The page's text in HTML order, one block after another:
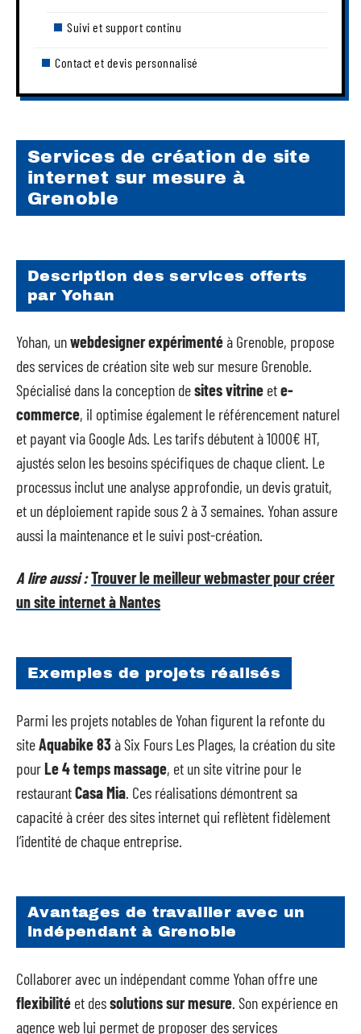
Suivi et support continu
Contact et devis personnalisé
Services de création de site
internet sur mesure à
Grenoble
Description des services offerts
par Yohan
Yohan, unwebdesigner expérimentéà Grenoble, propose
des services de création site web sur mesure Grenoble.
Spécialisé dans la conception desites vitrine ete-
commerce, il optimise également le référencement naturel
et payant via Google Ads. Les tarifs débutent à 1000€ HT,
ajustés selon les besoins spécifiques de chaque client. Le
processus inclut une analyse approfondie, un devis gratuit,
et un déploiement rapide sous 2 à 3 semaines. Yohan assure
aussi la maintenance et le suivi post-création.
A lire aussi :Trouver le meilleur webmaster pour créer
un site internet à Nantes
Exemples de projets réalisés
Parmi les projets notables de Yohan figurent la refonte du
siteAquabike 83 à Six Fours Les Plages, la création du site
pourLe 4 temps massage, et un site vitrine pour le
restaurantCasa Mia . Ces réalisations démontrent sa
capacité à créer des sites internet qui reflètent fidèlement
l’identité de chaque entreprise.
Avantages de travailler avec un
indépendant à Grenoble
Collaborer avec un indépendant comme Yohan offre une
flexibilité et dessolutions sur mesure . Son expérience en
agence web lui permet de proposer des services